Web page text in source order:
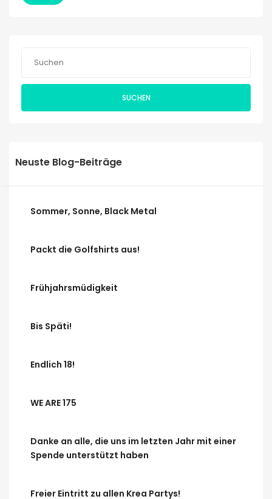
SUCHEN
Neuste Blog-Beiträge
Sommer, Sonne, Black Metal
Packt die Golfshirts aus!
Frühjahrsmüdigkeit
Bis Späti!
Endlich 18!
WE ARE 175
Danke an alle, die uns im letzten Jahr mit einer
Spende unterstützt haben
Freier Eintritt zu allen Krea Partys!